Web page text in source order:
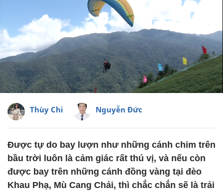
Thùy Chi Nguyễn Đức
Được tự do bay lượn như những cánh chim trên
bầu trời luôn là cảm giác rất thú vị, và nếu còn
được bay trên những cánh đồng vàng tại đèo
Khau Phạ, Mù Cang Chải, thì chắc chắn sẽ là trải